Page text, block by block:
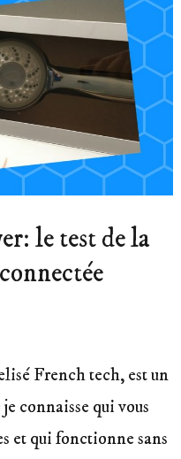
le test de la
French tech, est un
connaisse qui vous
et qui fonctionne sans